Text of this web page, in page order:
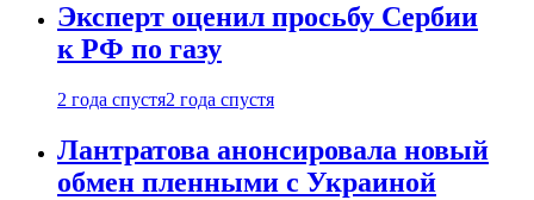
Эксперт оценил просьбу Сербии
к РФ по газу
2 года спустя2 года спустя
Лантратова анонсировала новый
обмен пленными с Украиной